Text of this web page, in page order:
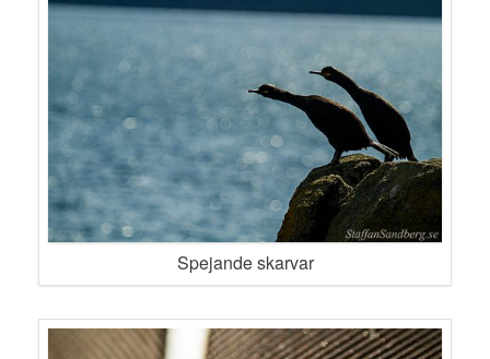
Spejande skarvar